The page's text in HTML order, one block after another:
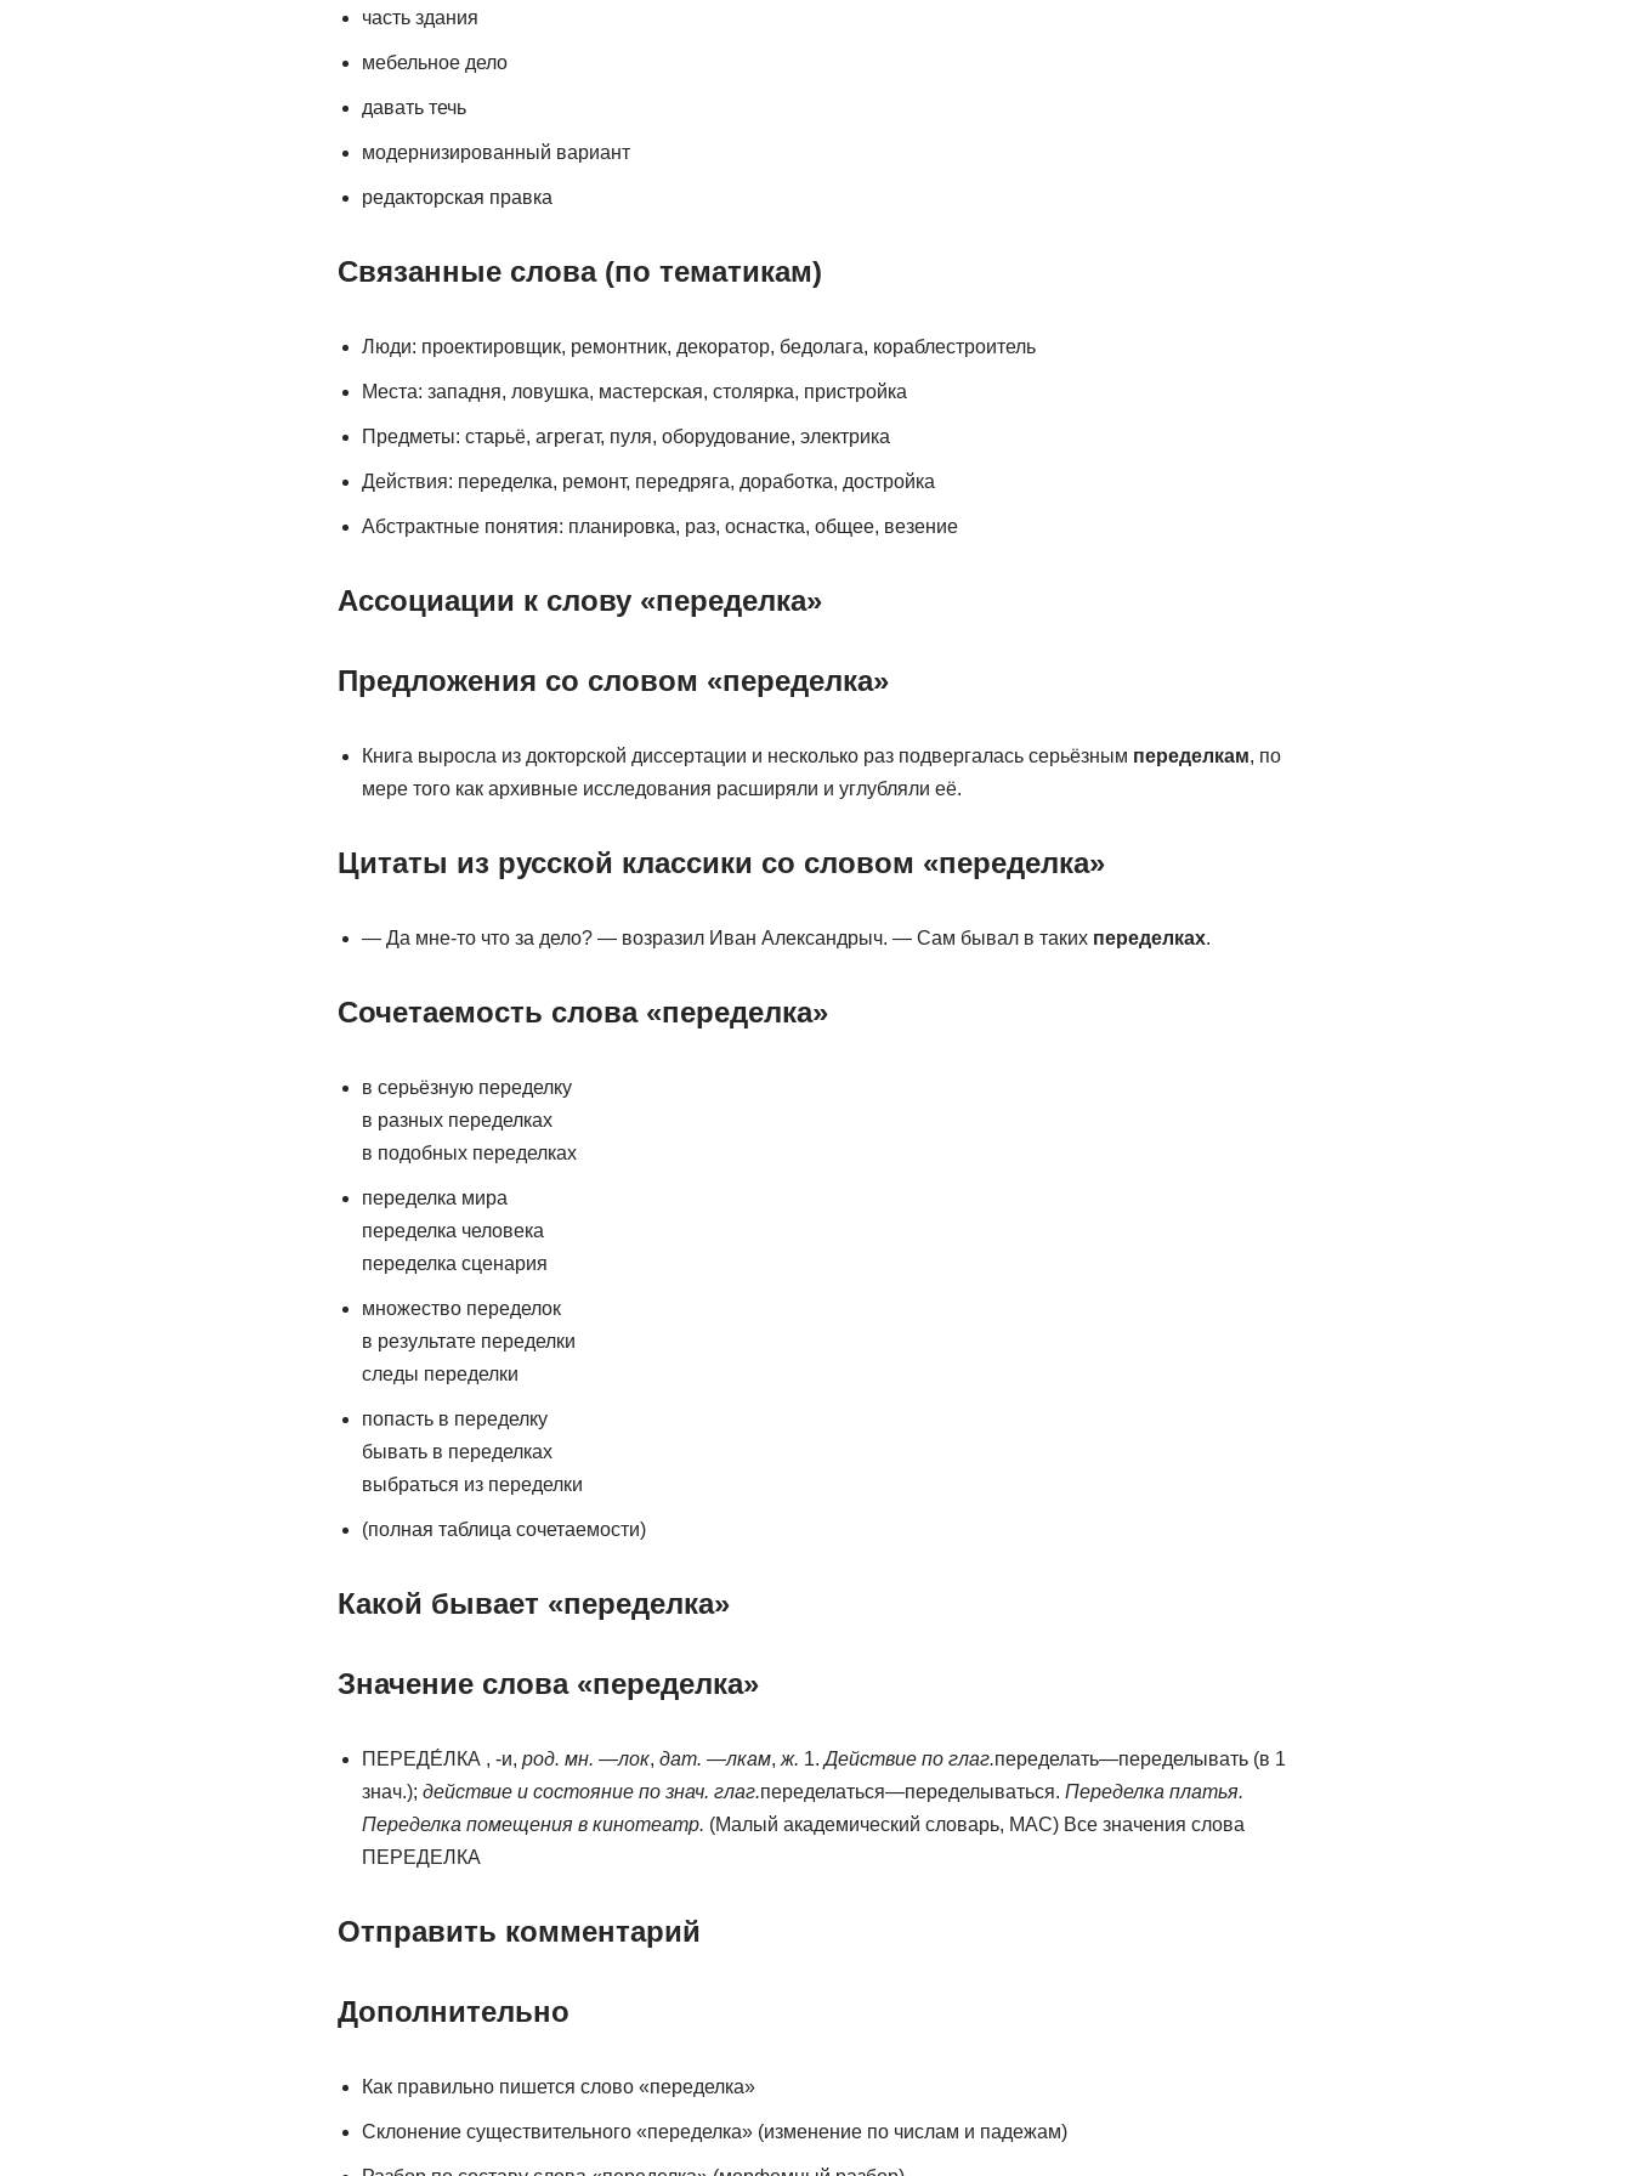
часть здания
мебельное дело
давать течь
модернизированный вариант
редакторская правка
Связанные слова (по тематикам)
Люди: проектировщик, ремонтник, декоратор, бедолага, кораблестроитель
Места: западня, ловушка, мастерская, столярка, пристройка
Предметы: старьё, агрегат, пуля, оборудование, электрика
Действия: переделка, ремонт, передряга, доработка, достройка
Абстрактные понятия: планировка, раз, оснастка, общее, везение
Ассоциации к слову «переделка»
Предложения со словом «переделка»
Книга выросла из докторской диссертации и несколько раз подвергалась серьёзным переделкам, по
мере того как архивные исследования расширяли и углубляли её.
Цитаты из русской классики со словом «переделка»
— Да мне-то что за дело? — возразил Иван Александрыч. — Сам бывал в таких переделках.
Сочетаемость слова «переделка»
в серьёзную переделку
в разных переделках
в подобных переделках
переделка мира
переделка человека
переделка сценария
множество переделок
в результате переделки
следы переделки
попасть в переделку
бывать в переделках
выбраться из переделки
(полная таблица сочетаемости)
Какой бывает «переделка»
Значение слова «переделка»
ПЕРЕДЕ́ЛКА , -и, род. мн. —лок, дат. —лкам, ж. 1.Действие по глаг.переделать—переделывать (в 1
знач.); действие и состояние по знач. глаг.переделаться—переделываться. Переделка платья.
Переделка помещения в кинотеатр. (Малый академический словарь, МАС) Все значения слова
ПЕРЕДЕЛКА
Отправить комментарий
Дополнительно
Как правильно пишется слово «переделка»
Склонение существительного «переделка» (изменение по числам и падежам)